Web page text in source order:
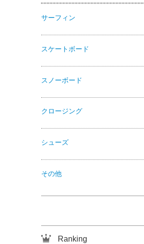
サーフィン
スケートボード
スノーボード
クロージング
シューズ
その他
Ranking